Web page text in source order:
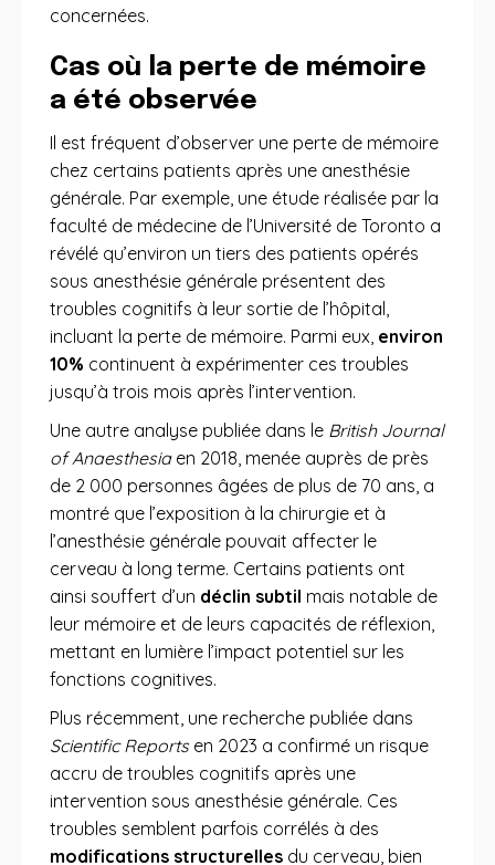
concernées.
Cas où la perte de mémoire
a été observée
Il est fréquent d’observer une perte de mémoire
chez certains patients après une anesthésie
générale. Par exemple, une étude réalisée par la
faculté de médecine de l’Université de Toronto a
révélé qu’environ un tiers des patients opérés
sous anesthésie générale présentent des
troubles cognitifs à leur sortie de l’hôpital,
incluant la perte de mémoire. Parmi eux, environ
10% continuent à expérimenter ces troubles
jusqu’à trois mois après l’intervention.
Une autre analyse publiée dans le British Journal
of Anaesthesiaen 2018, menée auprès de près
de 2 000 personnes âgées de plus de 70 ans, a
montré que l’exposition à la chirurgie et à
l’anesthésie générale pouvait affecter le
cerveau à long terme. Certains patients ont
ainsi souffert d’un déclin subtil mais notable de
leur mémoire et de leurs capacités de réflexion,
mettant en lumière l’impact potentiel sur les
fonctions cognitives.
Plus récemment, une recherche publiée dans
Scientific Reportsen 2023 a confirmé un risque
accru de troubles cognitifs après une
intervention sous anesthésie générale. Ces
troubles semblent parfois corrélés à des
modifications structurelles du cerveau, bien